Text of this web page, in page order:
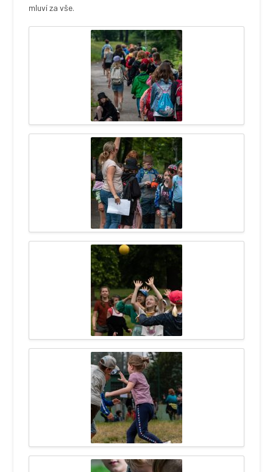
mluví za vše.